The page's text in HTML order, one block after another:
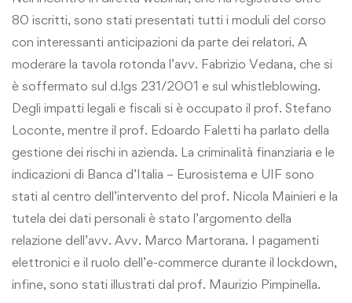
80 iscritti, sono stati presentati tutti i moduli del corso
con interessanti anticipazioni da parte dei relatori. A
moderare la tavola rotonda l’avv. Fabrizio Vedana, che si
è soffermato sul d.lgs 231/2001 e sul whistleblowing.
Degli impatti legali e fiscali si è occupato il prof. Stefano
Loconte, mentre il prof. Edoardo Faletti ha parlato della
gestione dei rischi in azienda. La criminalità finanziaria e le
indicazioni di Banca d’Italia – Eurosistema e UIF sono
stati al centro dell’intervento del prof. Nicola Mainieri e la
tutela dei dati personali è stato l’argomento della
relazione dell’avv. Avv. Marco Martorana. I pagamenti
elettronici e il ruolo dell’e-commerce durante il lockdown,
infine, sono stati illustrati dal prof. Maurizio Pimpinella.